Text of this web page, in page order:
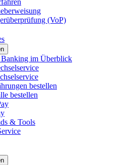
(VoP)
im Überblick
bestellen
bestellen
& Tools